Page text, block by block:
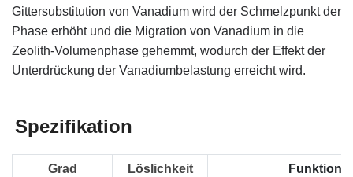
Gittersubstitution von Vanadium wird der Schmelzpunkt der
Phase erhöht und die Migration von Vanadium in die
Zeolith-Volumenphase gehemmt, wodurch der Effekt der
Unterdrückung der Vanadiumbelastung erreicht wird.
Spezifikation
Grad Löslichkeit Funktion